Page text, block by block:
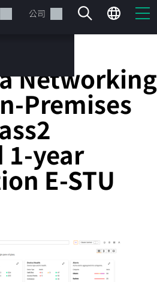
公司
目前是空的
浏览、配置和订购。
接 SaaS
Networking
Premises
1-year
E-STU